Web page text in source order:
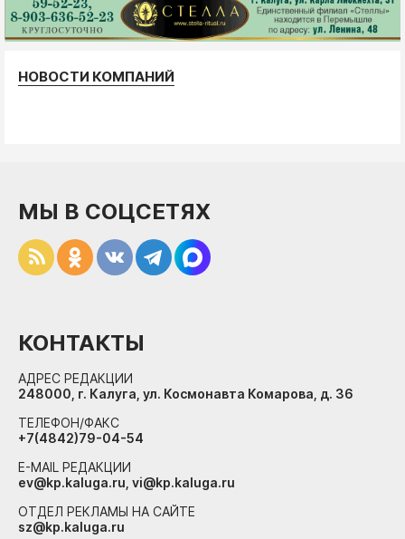
НОВОСТИ КОМПАНИЙ
МЫ В СОЦСЕТЯХ
КОНТАКТЫ
АДРЕС РЕДАКЦИИ
248000, г. Калуга, ул. Космонавта Комарова, д. 36
ТЕЛЕФОН/ФАКС
+7(4842)79-04-54
E-MAIL РЕДАКЦИИ
ev@kp.kaluga.ru, vi@kp.kaluga.ru
ОТДЕЛ РЕКЛАМЫ НА САЙТЕ
sz@kp.kaluga.ru